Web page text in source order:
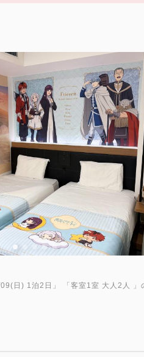
日) 1泊2日 」 「 客室1室 大人2人
」